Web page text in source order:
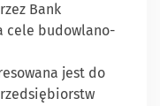
Bank
cele budowlano-
jest do